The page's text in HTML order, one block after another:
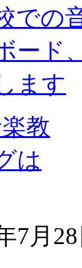
での
ード
ます
7月28